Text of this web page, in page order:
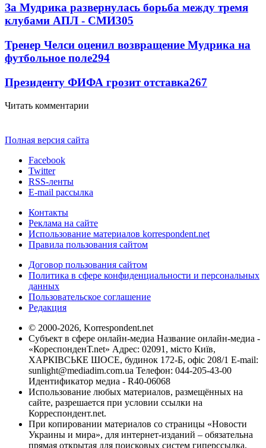
За Мудрика развернулась борьба между тремя
клубами АПЛ - СМИ305
Тренер Челси оценил возвращение Мудрика на
футбольное поле294
Президенту ФИФА грозит отставка267
Читать комментарии
Полная версия сайта
Facebook
Twitter
RSS-ленты
E-mail рассылка
Контакты
Реклама на сайте
Использование материалов korrespondent.net
Правила пользования сайтом
Договор пользования сайтом
Политика в сфере конфиденциальности и персональных
данных
Пользовательское соглашение
Редакция
© 2000-2026, Korrespondent.net
Субъект в сфере онлайн-медиа Название онлайн-медиа -
«КореспонденТ.net» Адрес: 02091, місто Київ,
ХАРКІВСЬКЕ ШОСЕ, будинок 172-Б, офіс 208/1 E-mail:
sunlight@mediadim.com.ua Телефон: 044-205-43-00
Идентификатор медиа - R40-06068
Использование любых материалов, размещённых на
сайте, разрешается при условии ссылки на
Корреспондент.net.
При копировании материалов со страницы «Новости
Украины и мира», для интернет-изданий – обязательна
прямая открытая для поисковых систем гиперссылка.